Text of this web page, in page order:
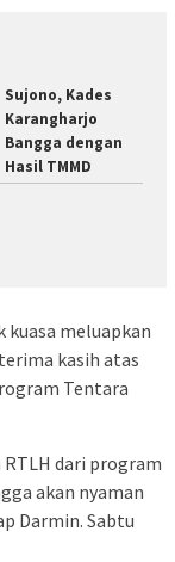
Sujono, Kades
Karangharjo
Bangga dengan
Hasil TMMD
kuasa meluapkan
kasih atas
Tentara
dari program
akan nyaman
Darmin. Sabtu